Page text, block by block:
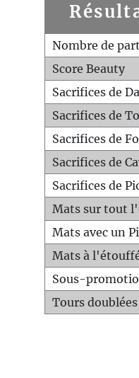
Nombre de
Score Beauty
Sacrifices de
Sacrifices de
Sacrifices de
Sacrifices de
Sacrifices de
Mats sur tout
Mats avec un
Mats à
Sous-
Tours